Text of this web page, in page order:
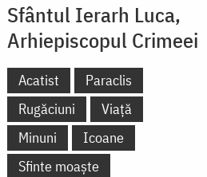
Sfântul Ierarh Luca,
Arhiepiscopul Crimeei
Acatist
Paraclis
Rugăciuni
Viață
Minuni
Icoane
Sfinte moaște